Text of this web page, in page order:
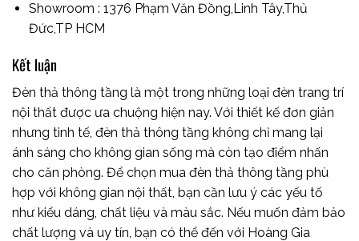
Showroom : 1376 Phạm Văn Đồng,Linh Tây,Thủ
Đức,TP HCM
Kết luận
Đèn thả thông tầng là một trong những loại đèn trang trí
nội thất được ưa chuộng hiện nay. Với thiết kế đơn giản
nhưng tinh tế, đèn thả thông tầng không chỉ mang lại
ánh sáng cho không gian sống mà còn tạo điểm nhấn
cho căn phòng. Để chọn mua đèn thả thông tầng phù
hợp với không gian nội thất, bạn cần lưu ý các yếu tố
như kiểu dáng, chất liệu và màu sắc. Nếu muốn đảm bảo
chất lượng và uy tín, bạn có thể đến với Hoàng Gia